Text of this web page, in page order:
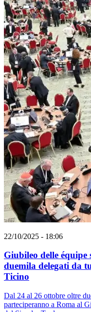
22/10/2025 - 18:06
Giubileo delle
duemila delegati da
Ticino
Dal 24 al 26 ottobre oltre
parteciperanno a Roma al